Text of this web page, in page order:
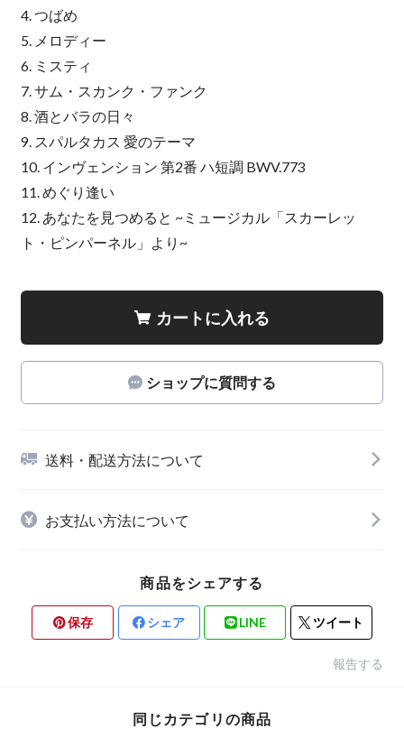
4. つばめ
5. メロディー
6. ミスティ
7. サム・スカンク・ファンク
8. 酒とバラの日々
9. スパルタカス 愛のテーマ
10. インヴェンション 第2番 ハ短調 BWV.773
11. めぐり逢い
12. あなたを見つめると ~ミュージカル「スカーレッ
ト・ピンパーネル」より~
カートに入れる
ショップに質問する
送料・配送方法について
お支払い方法について
商品をシェアする
保存 シェア LINE ツイート
報告する
同じカテゴリの商品